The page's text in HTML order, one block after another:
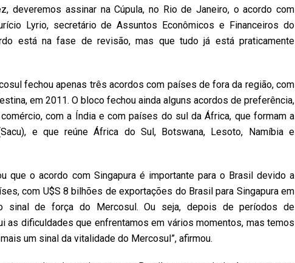
deveremos assinar na Cúpula, no Rio de Janeiro, o acordo com
Lyrio, secretário de Assuntos Econômicos e Financeiros do
está na fase de revisão, mas que tudo já está praticamente
fechou apenas três acordos com países de fora da região, com
em 2011. O bloco fechou ainda alguns acordos de preferência,
com a Índia e com países do sul da África, que formam a
e que reúne África do Sul, Botswana, Lesoto, Namíbia e
que o acordo com Singapura é importante para o Brasil devido a
com U$S 8 bilhões de exportações do Brasil para Singapura em
sinal de força do Mercosul. Ou seja, depois de períodos de
as dificuldades que enfrentamos em vários momentos, mas temos
um sinal da vitalidade do Mercosul”, afirmou.